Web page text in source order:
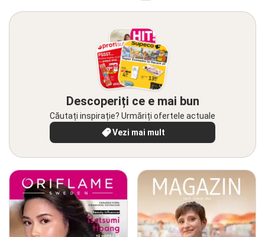
Descoperiți ce e mai bun
Căutați inspirație? Urmăriți ofertele actuale
Vezi mai mult